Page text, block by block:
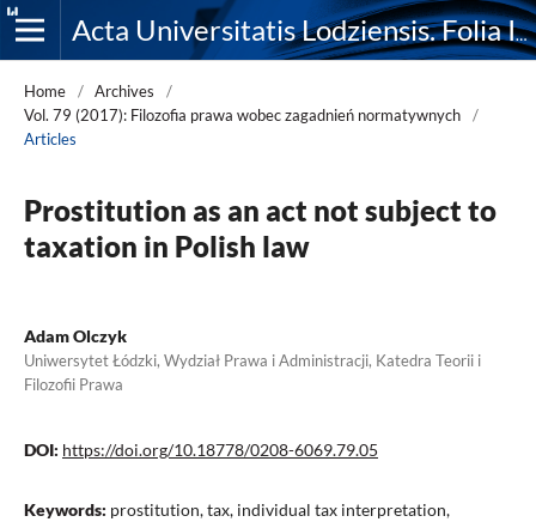
Acta Universitatis Lodziensis. Folia Iuridica
Home / Archives
/
Vol. 79 (2017): Filozofia prawa wobec zagadnień normatywnych
/
Articles
Prostitution as an act not subject to
taxation in Polish law
Adam Olczyk
Uniwersytet Łódzki, Wydział Prawa i Administracji, Katedra Teorii i
Filozofii Prawa
DOI: https://doi.org/10.18778/0208-6069.79.05
Keywords: prostitution, tax, individual tax interpretation,